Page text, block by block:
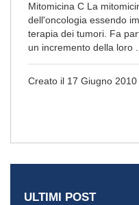
Mitomicina C La
dell'oncologia essendo
terapia dei tumori. Fa
un incremento della loro ...
Creato il 17 Giugno 2010
ULTIMI POST